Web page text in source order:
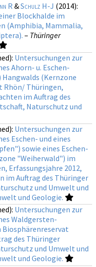
R&Schulz H-J (2014):
Blockhalde im
(Amphibia, Mammalia,
– Thüringer
Untersuchungen zur
Ahorn- u. Eschen-
(Kernzone
Rhön/ Thüringen,
im Auftrag des
Naturschutz und
Untersuchungen zur
Eschen- und eines
sowie eines Eschen-
"Weiherwald") im
Erfassungsjahre 2012,
im Auftrag des Thüringer
und Umwelt und
und Geologie.
Untersuchungen zur
Waldgersten-
des Thüringer
und Umwelt und
und Geologie.